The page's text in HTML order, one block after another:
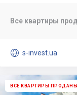
Все квартиры
 s-invest.ua
ВСЕ КВАРТИРЫ ПРОДАНЫ